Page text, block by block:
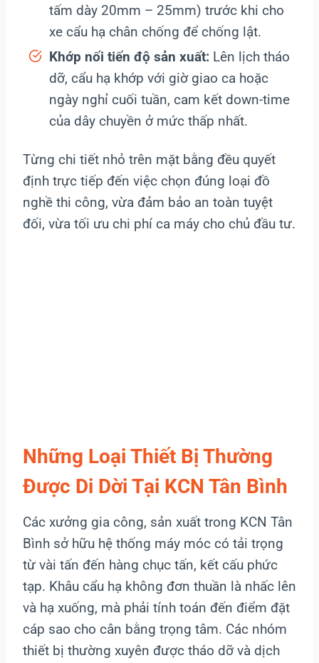
tấm dày 20mm – 25mm) trước khi cho
xe cẩu hạ chân chống để chống lật.
Khớp nối tiến độ sản xuất: Lên lịch tháo
dỡ, cẩu hạ khớp với giờ giao ca hoặc
ngày nghỉ cuối tuần, cam kết down-time
của dây chuyền ở mức thấp nhất.
Từng chi tiết nhỏ trên mặt bằng đều quyết
định trực tiếp đến việc chọn đúng loại đồ
nghề thi công, vừa đảm bảo an toàn tuyệt
đối, vừa tối ưu chi phí ca máy cho chủ đầu tư.
Những Loại Thiết Bị Thường
Được Di Dời Tại KCN Tân Bình
Các xưởng gia công, sản xuất trong KCN Tân
Bình sở hữu hệ thống máy móc có tải trọng
từ vài tấn đến hàng chục tấn, kết cấu phức
tạp. Khâu cẩu hạ không đơn thuần là nhấc lên
và hạ xuống, mà phải tính toán đến điểm đặt
cáp sao cho cân bằng trọng tâm. Các nhóm
thiết bị thường xuyên được tháo dỡ và dịch